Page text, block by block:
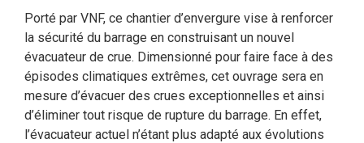
Porté par VNF, ce chantier d’envergure vise à renforcer
la sécurité du barrage en construisant un nouvel
évacuateur de crue. Dimensionné pour faire face à des
épisodes climatiques extrêmes, cet ouvrage sera en
mesure d’évacuer des crues exceptionnelles et ainsi
d’éliminer tout risque de rupture du barrage. En effet,
l’évacuateur actuel n’étant plus adapté aux évolutions